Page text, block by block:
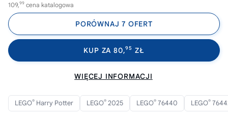
109,99 cena katalogowa
PORÓWNAJ 7 OFERT
KUP ZA 80,95 ZŁ
WIĘCEJ INFORMACJI
LEGO® Harry Potter LEGO® 2025 LEGO® 76440 LEGO®